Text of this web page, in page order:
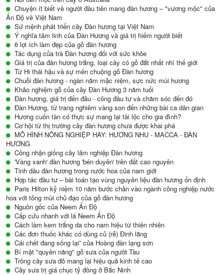
Chuyện ít biết về người đầu tiên mang đàn hương – "vương mộc" của
Ấn Độ về Việt Nam
Sứ mệnh phát triển cây Đàn hương tại Việt Nam
Ý nghĩa tâm linh của Đàn Hương và giá trị hiếm người biết
6 lợi ích làm đẹp của gỗ đàn hương
Tác dụng của trà Đàn hương đối với sức khỏe
Giá trị của đàn hương trắng, loại cây có gỗ đắt nhất nhì thế giới
Từ Hi thái hậu và sự mến chuộng gỗ Đàn hương
Chuỗi đàn hương - ngàn năm mặc niệm, sực nức mùi hương
Khảo nghiệm gỗ của cây Đàn Hương 3 năm tuổi
Đàn hương, giá trị đến đâu - công đầu tư và chăm sóc đến đó
Đàn Hương, từ trang nghiêm vàng son đến những bài ca dân gian
Hương cuốn tàn có thực sự mang lại tài lộc cho gia đình?
Cơ hội từ thị trường cây đàn hương chưa được khai phá
MÔ HÌNH NÔNG NGHIỆP HAY: HƯƠNG NHU - MACCA - ĐÀN
HƯƠNG
Công nhận giống cây lâm nghiệp Đàn hương
'Vàng xanh' đàn hương 'bén duyên' trên đất cao nguyên
Tinh dầu đàn hương trong nước hoa của nam giới
Hợp tác đầu tư – bài toán tạo vùng nguyên liệu đàn hương ổn định
Paris Hilton kỷ niệm 10 năm bước chân vào ngành công nghiệp nước
hoa với tông mùi chủ đạo của gỗ đàn hương
Nguồn gốc của Neem Ấn Độ
Cấp cứu nhanh với lá Neem Ấn Độ
Cách làm kem trắng da cho nam hiệu từ thiên nhiên
Các đơn thuốc khác có dùng củ (rễ) Đinh lăng
Cái chết đang sống lại” của Hoàng đàn lạng sơn
Bí mật "quyền năng" gỗ sưa của người Tàu
Trồng cây sưa đỏ mang lại hiệu quả kinh tế cao
Cây sưa trị giá chục tỷ đồng ở Bắc Ninh